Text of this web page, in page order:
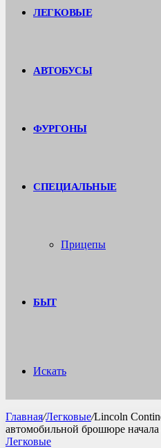
ЛЕГКОВЫЕ
АВТОБУСЫ
ФУРГОНЫ
СПЕЦИАЛЬНЫЕ
Прицепы
БЫТ
Искать
Главная/Легковые/Lincoln
автомобильной брошюре начала
Легковые